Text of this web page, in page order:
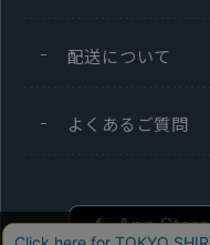
配送について
よくあるご質問